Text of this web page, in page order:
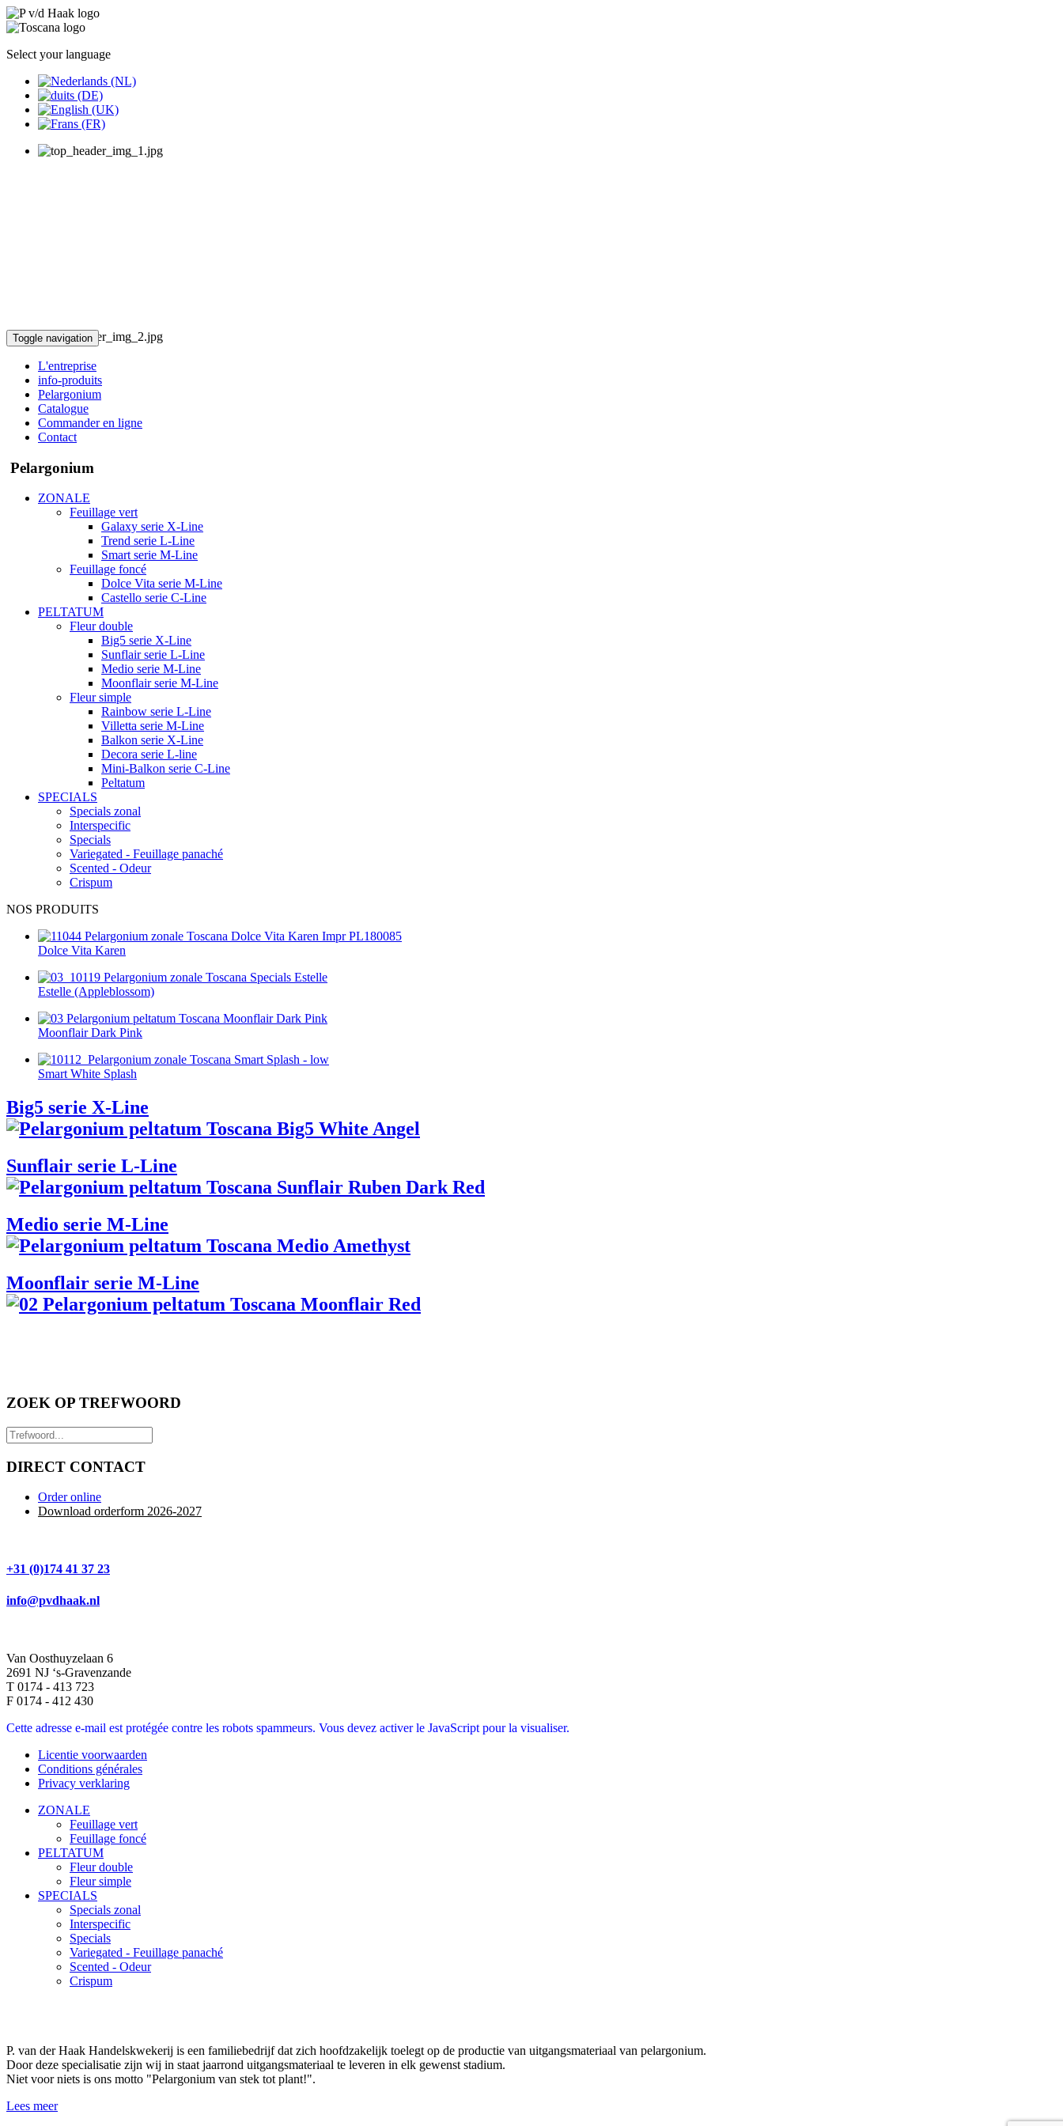
Select your language
Toggle navigation
L'entreprise
info-produits
Pelargonium
Catalogue
Commander en ligne
Contact
Pelargonium
ZONALE
Feuillage vert
Galaxy serie X-Line
Trend serie L-Line
Smart serie M-Line
Feuillage foncé
Dolce Vita serie M-Line
Castello serie C-Line
PELTATUM
Fleur double
Big5 serie X-Line
Sunflair serie L-Line
Medio serie M-Line
Moonflair serie M-Line
Fleur simple
Rainbow serie L-Line
Villetta serie M-Line
Balkon serie X-Line
Decora serie L-line
Mini-Balkon serie C-Line
Peltatum
SPECIALS
Specials zonal
Interspecific
Specials
Variegated - Feuillage panaché
Scented - Odeur
Crispum
NOS PRODUITS
Dolce Vita Karen
Estelle (Appleblossom)
Moonflair Dark Pink
Smart White Splash
Big5 serie X-Line
Sunflair serie L-Line
Medio serie M-Line
Moonflair serie M-Line
ZOEK OP TREFWOORD
DIRECT CONTACT
Order online
Download orderform 2026-2027
+31 (0)174 41 37 23
info@pvdhaak.nl
Van Oosthuyzelaan 6
2691 NJ ‘s-Gravenzande
T 0174 - 413 723
F 0174 - 412 430
Cette adresse e-mail est protégée contre les robots spammeurs. Vous devez activer le JavaScript pour la visualiser.
Licentie voorwaarden
Conditions générales
Privacy verklaring
ZONALE
Feuillage vert
Feuillage foncé
PELTATUM
Fleur double
Fleur simple
SPECIALS
Specials zonal
Interspecific
Specials
Variegated - Feuillage panaché
Scented - Odeur
Crispum
P. van der Haak Handelskwekerij is een familiebedrijf dat zich hoofdzakelijk toelegt op de productie van uitgangsmateriaal van pelargonium.
Door deze specialisatie zijn wij in staat jaarrond uitgangsmateriaal te leveren in elk gewenst stadium.
Niet voor niets is ons motto "Pelargonium van stek tot plant!".
Lees meer